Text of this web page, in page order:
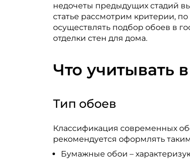
недочеты предыдущих стадий
статье рассмотрим критерии,
осуществлять подбор обоев в
отделки стен для дома.
Что учитывать
Тип обоев
Классификация современных
рекомендуется оформлять
Бумажные обои –